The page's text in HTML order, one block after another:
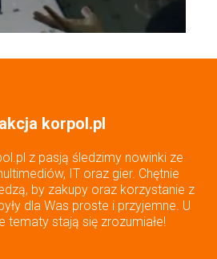
korpol.pl
z pasją śledzimy nowinki ze
IT oraz gier. Chętnie
by zakupy oraz korzystanie z
dla Was proste i przyjemne. U
tematy stają się zrozumiałe!